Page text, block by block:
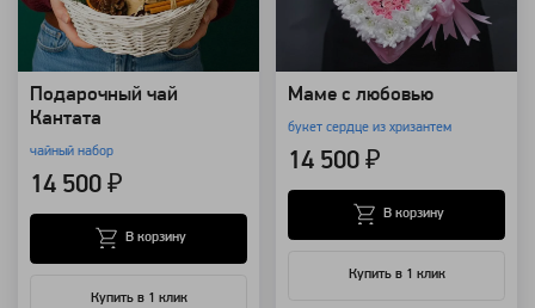
Подарочный чай
Кантата
чайный набор
14 500 ₽
Купить в 1 клик
В корзину
Маме с любовью
букет сердце из хризантем
14 500 ₽
Купить в 1 клик
В корзину